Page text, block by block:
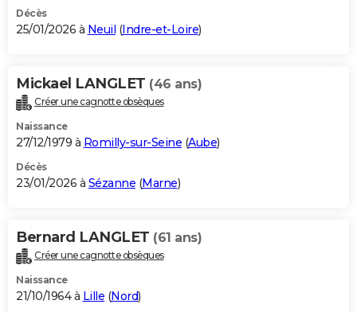
Décès
25/01/2026 à Neuil (Indre-et-Loire)
Mickael LANGLET (46 ans)
Créer une cagnotte obsèques
Naissance
27/12/1979 à Romilly-sur-Seine (Aube)
Décès
23/01/2026 à Sézanne (Marne)
Bernard LANGLET (61 ans)
Créer une cagnotte obsèques
Naissance
21/10/1964 à Lille (Nord)